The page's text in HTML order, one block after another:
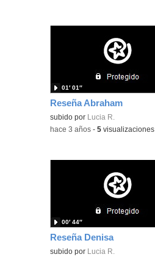
Reseña Abraham
subido por Lucia R.
01′ 01″
-hace 3 años -5 visualizaciones
Reseña Denisa
subido por Lucia R.
00′ 44″